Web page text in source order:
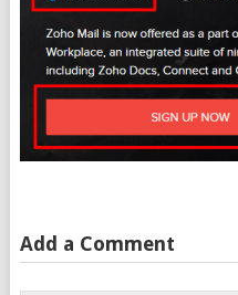
Add a Comment